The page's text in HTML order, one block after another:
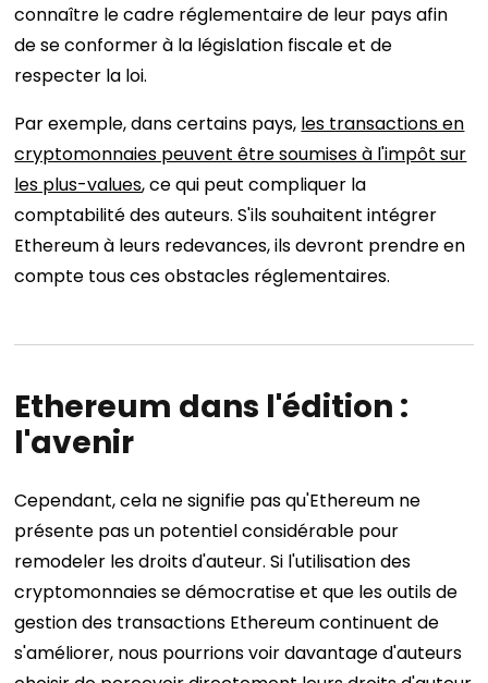
connaître le cadre réglementaire de leur pays afin
de se conformer à la législation fiscale et de
respecter la loi.
Par exemple, dans certains pays, les transactions en
cryptomonnaies peuvent être soumises à l'impôt sur
les plus-values, ce qui peut compliquer la
comptabilité des auteurs. S'ils souhaitent intégrer
Ethereum à leurs redevances, ils devront prendre en
compte tous ces obstacles réglementaires.
Ethereum dans l'édition :
l'avenir
Cependant, cela ne signifie pas qu'Ethereum ne
présente pas un potentiel considérable pour
remodeler les droits d'auteur. Si l'utilisation des
cryptomonnaies se démocratise et que les outils de
gestion des transactions Ethereum continuent de
s'améliorer, nous pourrions voir davantage d'auteurs